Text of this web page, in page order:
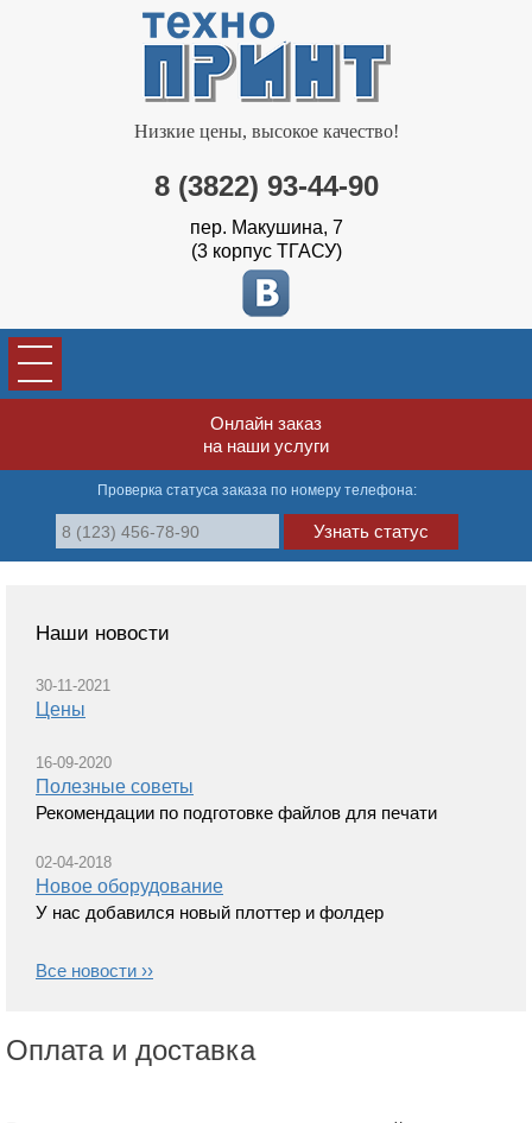
Низкие цены, высокое качество!
8 (3822) 93-44-90
пер. Макушина, 7
(3 корпус ТГАСУ)
Онлайн заказ
на наши услуги
Проверка статуса заказа по номеру телефона:
Узнать статус
Наши новости
30-11-2021
Цены
16-09-2020
Полезные советы
Рекомендации по подготовке файлов для печати
02-04-2018
Новое оборудование
У нас добавился новый плоттер и фолдер
Все новости ››
Оплата и доставка